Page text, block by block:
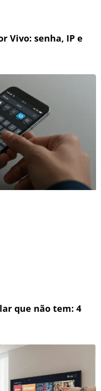
Vivo: senha, IP e
que não tem: 4